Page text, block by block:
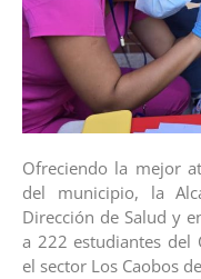
Ofreciendo la mejor
del municipio, la
Dirección de Salud y
a 222 estudiantes del
el sector Los Caobos